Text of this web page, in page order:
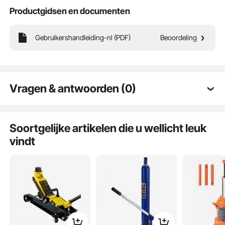
Waarom kiezen voor VEVOR?
Ongelooflijk lage prijzen
Snelle en veilige levering
Productgidsen en documenten
Gebruikershandleiding-nl (PDF) Beoordeling
Vragen & antwoorden (0)
Is het product duurzaam? ...
Stel de eerste vraag
Soortgelijke artikelen die u wellicht leuk
vindt